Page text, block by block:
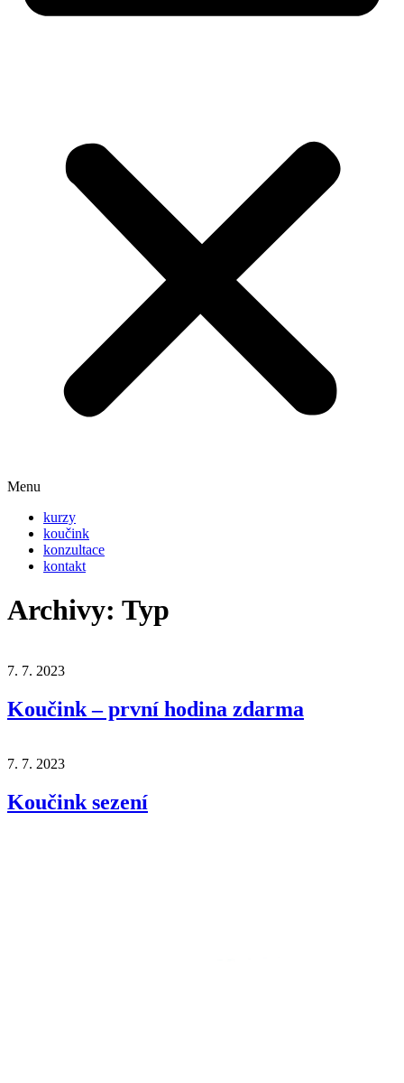
Menu
kurzy
koučink
konzultace
kontakt
Archivy: Typ
7. 7. 2023
Koučink – první hodina zdarma
7. 7. 2023
Koučink sezení